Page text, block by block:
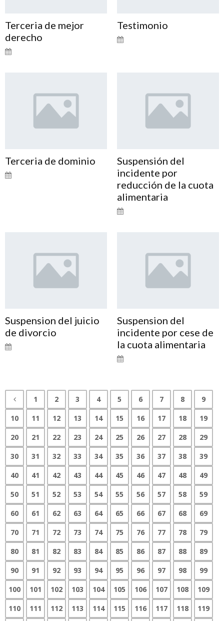
Terceria de mejor
derecho
Testimonio
Terceria de dominio
Suspensión del
incidente por
reducción de la cuota
alimentaria
Suspension del juicio
de divorcio
Suspension del
incidente por cese de
la cuota alimentaria
1 2 3 4 5 6 7 8
9
10
11 12 13 14 15 16 17 18
19
20
21 22 23 24 25 26 27 28
29
30
31 32 33 34 35 36 37 38
39
40
41 42 43 44 45 46 47 48
49
50
51 52 53 54 55 56 57 58
59
60
61 62 63 64 65 66 67 68
69
70
71 72 73 74 75 76 77 78
79
80
81 82 83 84 85 86 87 88
89
90
91 92 93 94 95 96 97 98
99
100
101 102 103 104 105 106 107 108
109
110
111 112 113 114 115 116 117 118 119